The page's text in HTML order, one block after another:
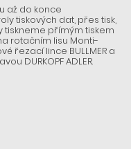
až do konce
tiskových dat, přes tisk,
tiskneme přímým tiskem
rotačním lisu Monti-
řezací lince BULLMER a
DURKOPF ADLER.